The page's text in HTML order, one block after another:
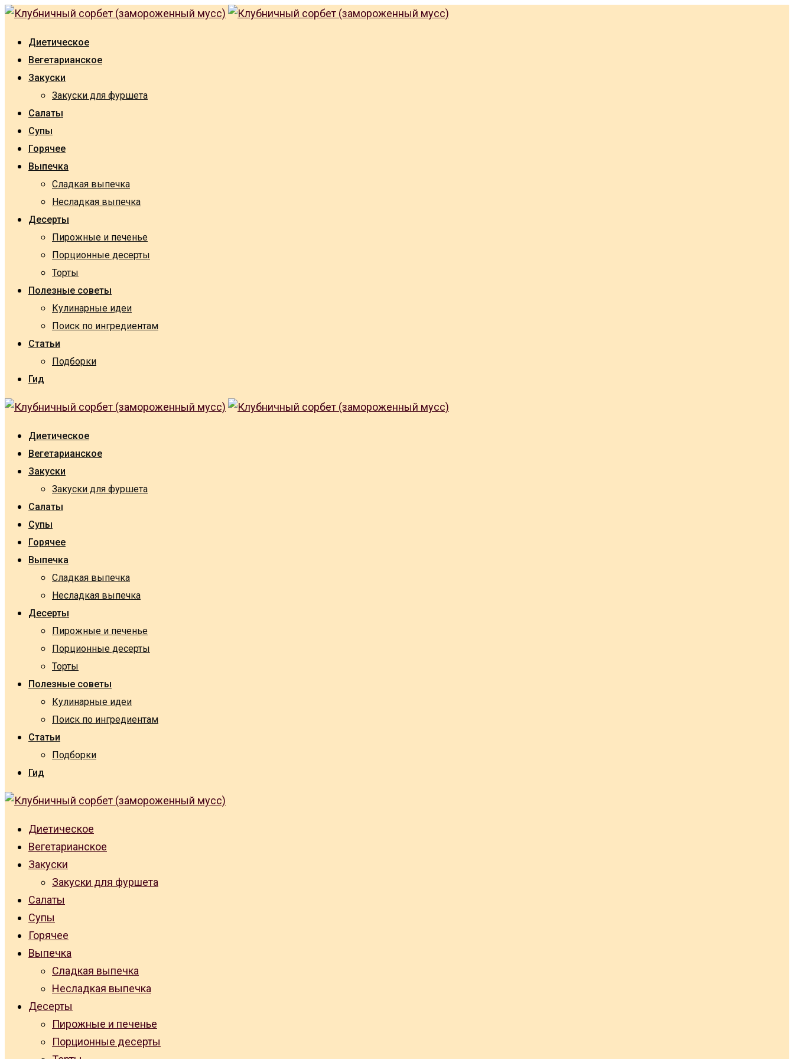
Skip
contentДиетическое
Вегетарианское
Закуски
Закуски для фуршета
Салаты
Супы
Горячее
Выпечка
Сладкая выпечка
Несладкая выпечка
Десерты
Пирожные и печенье
Порционные десерты
Торты
Полезные советы
Кулинарные идеи
Поиск по ингредиентам
Статьи
Подборки
Гид
Диетическое
Вегетарианское
Закуски
Закуски для фуршета
Салаты
Супы
Горячее
Выпечка
Сладкая выпечка
Несладкая выпечка
Десерты
Пирожные и печенье
Порционные десерты
Торты
Полезные советы
Кулинарные идеи
Поиск по ингредиентам
Статьи
Подборки
Гид
Диетическое
Вегетарианское
Закуски
Закуски для фуршета
Салаты
Супы
Горячее
Выпечка
Сладкая выпечка
Несладкая выпечка
Десерты
Пирожные и печенье
Порционные десерты